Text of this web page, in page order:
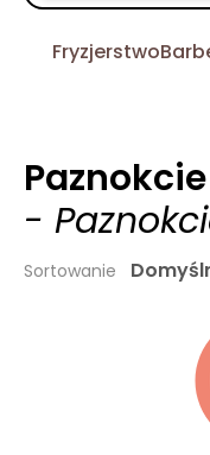
Fryzjerstwo
Paznokcie
-
Sortowanie